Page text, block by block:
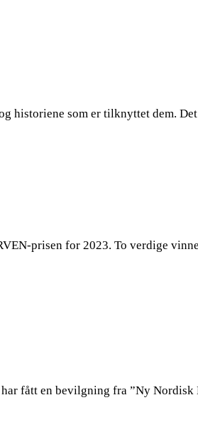
historiene som er tilknyttet dem.
prisen for 2023. To verdige
fått en bevilgning fra ”Ny